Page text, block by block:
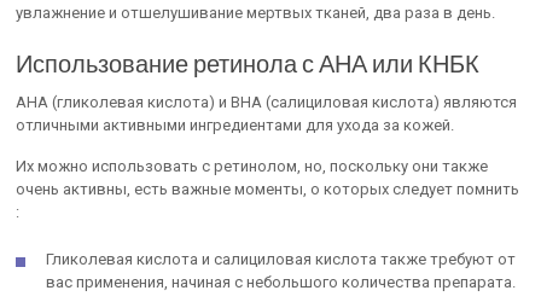
увлажнение и отшелушивание мертвых тканей, два раза в день.
Использование ретинола с АНА или КНБК
AHA (гликолевая кислота) и BHA (салициловая кислота) являются
отличными активными ингредиентами для ухода за кожей.
Их можно использовать с ретинолом, но, поскольку они также
очень активны, есть важные моменты, о которых следует помнить
:
Гликолевая кислота и салициловая кислота также требуют от
вас применения, начиная с небольшого количества препарата.